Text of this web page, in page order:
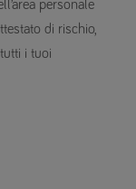
personale
di rischio,
i tuoi